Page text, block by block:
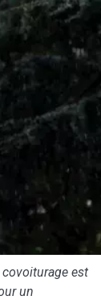
est
un